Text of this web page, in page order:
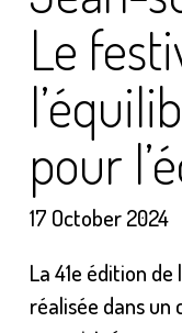
Le
pour
17 October 2024
La 41e édition
réalisée dans un